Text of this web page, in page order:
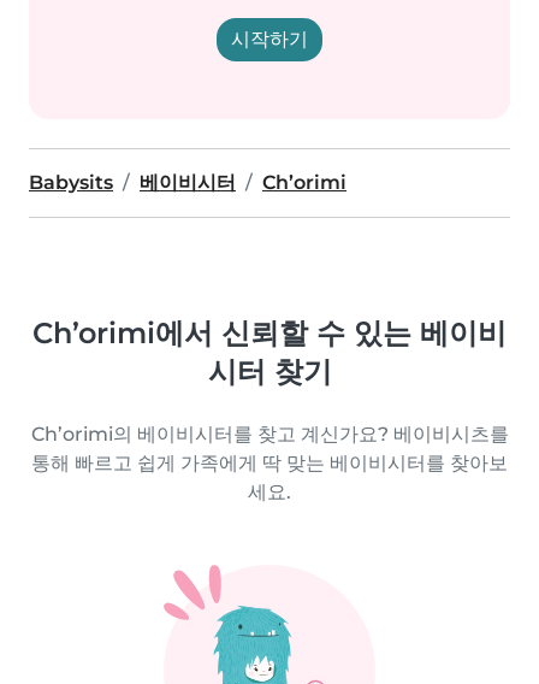
시작하기
Babysits 베이비시터 Ch’orimi
Ch’orimi에서 신뢰할 수 있는 베이비
시터 찾기
Ch’orimi의 베이비시터를 찾고 계신가요? 베이비시츠를
통해 빠르고 쉽게 가족에게 딱 맞는 베이비시터를 찾아보
세요.